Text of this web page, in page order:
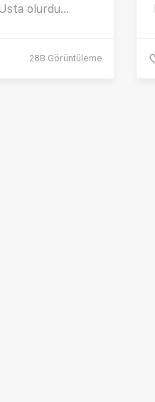
olurdu...
28B Görüntüleme